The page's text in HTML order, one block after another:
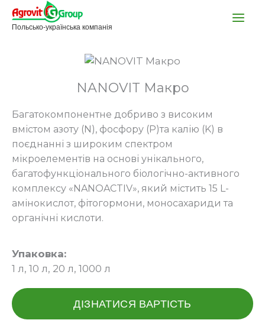
Перейти
до
Польсько-українська компанія
NANOVIT Макро
Багатокомпонентне добриво з високим
вмістом азоту (N), фосфору (P)та калію (K) в
поєднанні з широким спектром
мікроелементів на основі унікального,
багатофункціонального біологічно-активного
комплексу «NANOAСTIV», який містить 15 L-
амінокислот, фітогормони, моносахариди та
органічні кислоти.
Упаковка:
1 л, 10 л, 20 л, 1000 л
ДІЗНАТИСЯ ВАРТІСТЬ